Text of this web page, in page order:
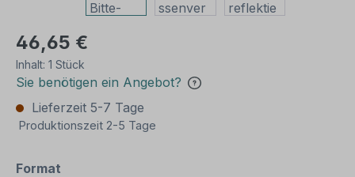
46,65 €
Inhalt: 1 Stück
Sie benötigen ein Angebot?
Lieferzeit 5-7 Tage
Produktionszeit 2-5 Tage
Format